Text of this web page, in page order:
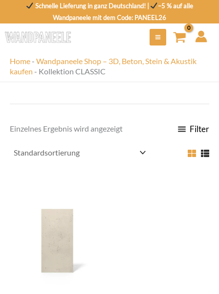
Schnelle Lieferung in ganz Deutschland! |
–5 % auf alle
Wandpaneele mit dem Code: PANEEL26
Home- Wandpaneele Shop – 3D, Beton, Stein & Akustik
kaufen - Kollektion CLASSIC
Einzelnes Ergebnis wird angezeigt Filter